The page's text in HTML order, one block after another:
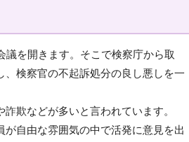
を開きます。そこで検察庁から取
検察官の不起訴処分の良し悪しを一
欺などが多いと言われています。
自由な雰囲気の中で活発に意見を出